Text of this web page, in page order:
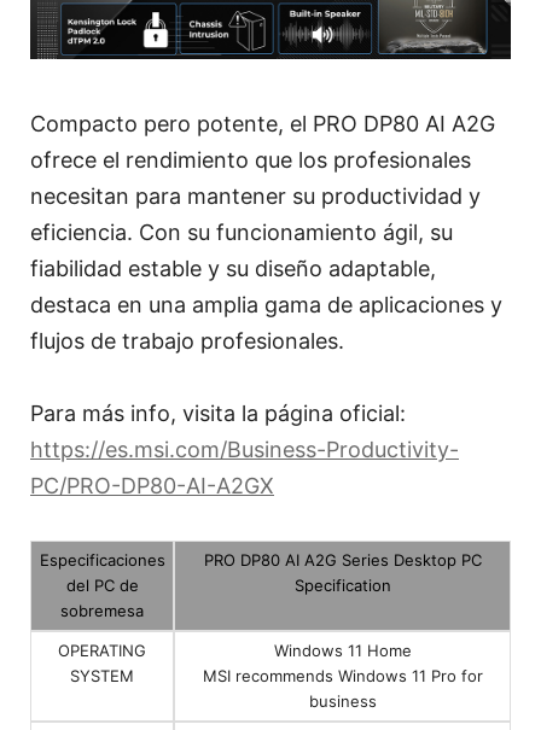
Compacto pero potente, el PRO DP80 AI A2G
ofrece el rendimiento que los profesionales
necesitan para mantener su productividad y
eficiencia. Con su funcionamiento ágil, su
fiabilidad estable y su diseño adaptable,
destaca en una amplia gama de aplicaciones y
flujos de trabajo profesionales.
Para más info, visita la página oficial:
https://es.msi.com/Business-Productivity-
PC/PRO-DP80-AI-A2GX
Especificaciones
del PC de
sobremesa
PRO DP80 AI A2G Series Desktop PC
Specification
OPERATING
SYSTEM
Windows 11 Home
MSI recommends Windows 11 Pro for
business